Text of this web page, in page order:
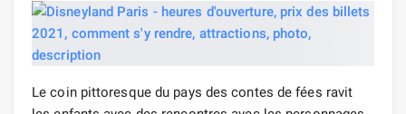
Le coin pittoresque du pays des contes de fées ravit